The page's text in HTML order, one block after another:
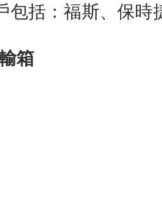
包括：福斯、保時
箱